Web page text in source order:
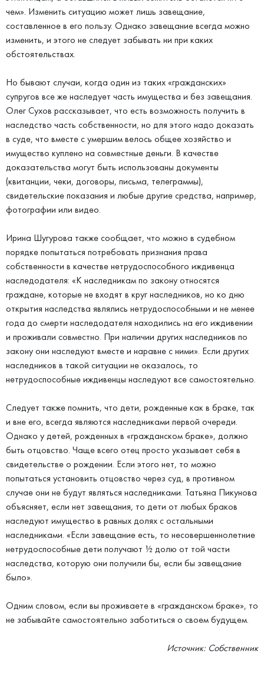
чем». Изменить ситуацию может лишь завещание,
составленное в его пользу. Однако завещание всегда можно
изменить, и этого не следует забывать ни при каких
обстоятельствах.
Но бывают случаи, когда один из таких «гражданских»
супругов все же наследует часть имущества и без завещания.
Олег Сухов рассказывает, что есть возможность получить в
наследство часть собственности, но для этого надо доказать
в суде, что вместе с умершим велось общее хозяйство и
имущество куплено на совместные деньги. В качестве
доказательства могут быть использованы документы
(квитанции, чеки, договоры, письма, телеграммы),
свидетельские показания и любые другие средства, например,
фотографии или видео.
Ирина Шугурова также сообщает, что можно в судебном
порядке попытаться потребовать признания права
собственности в качестве нетрудоспособного иждивенца
наследодателя: «К наследникам по закону относятся
граждане, которые не входят в круг наследников, но ко дню
открытия наследства являлись нетрудоспособными и не менее
года до смерти наследодателя находились на его иждивении
и проживали совместно. При наличии других наследников по
закону они наследуют вместе и наравне с ними». Если других
наследников в такой ситуации не оказалось, то
нетрудоспособные иждивенцы наследуют все самостоятельно.
Следует также помнить, что дети, рожденные как в браке, так
и вне его, всегда являются наследниками первой очереди.
Однако у детей, рожденных в «гражданском браке», должно
быть отцовство. Чаще всего отец просто указывает себя в
свидетельстве о рождении. Если этого нет, то можно
попытаться установить отцовство через суд, в противном
случае они не будут являться наследниками. Татьяна Пикунова
объясняет, если нет завещания, то дети от любых браков
наследуют имущество в равных долях с остальными
наследниками. «Если завещание есть, то несовершеннолетние
нетрудоспособные дети получают ½ долю от той части
наследства, которую они получили бы, если бы завещание
было».
Одним словом, если вы проживаете в «гражданском браке», то
не забывайте самостоятельно заботиться о своем будущем.
Источник: Собственник